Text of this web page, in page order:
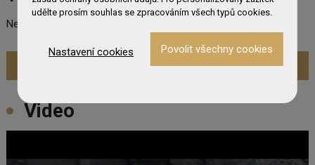
Nebyl nalezen odpovídající turnaj. Prevděpodobně již skončil.
Zobrazit aktuální turnaje »
Video
udělte prosím souhlas se zpracováním všech typů cookies.
Nastavení cookies